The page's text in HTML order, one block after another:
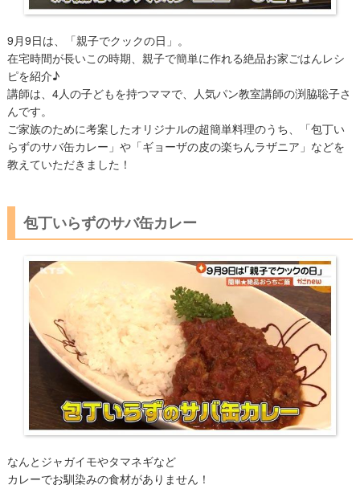
9月9日は、「親子でクックの日」。
在宅時間が長いこの時期、親子で簡単に作れる絶品お家ごはんレシ
ピを紹介♪
講師は、4人の子どもを持つママで、人気パン教室講師の渕脇聡子さ
んです。
ご家族のために考案したオリジナルの超簡単料理のうち、「包丁い
らずのサバ缶カレー」や「ギョーザの皮の楽ちんラザニア」などを
教えていただきました！
包丁いらずのサバ缶カレー
なんとジャガイモやタマネギなど
カレーでお馴染みの食材がありません！